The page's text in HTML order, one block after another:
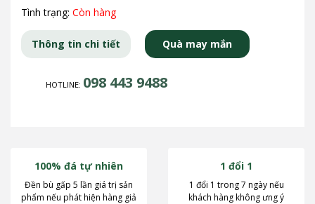
Tình trạng: Còn hàng
Thông tin chi tiết Quà may mắn
HOTLINE: 098 443 9488
100% đá tự nhiên
Đền bù gấp 5 lần giá trị sản
phẩm nếu phát hiện hàng giả
1 đổi 1
1 đổi 1 trong 7 ngày nếu
khách hàng không ưng ý